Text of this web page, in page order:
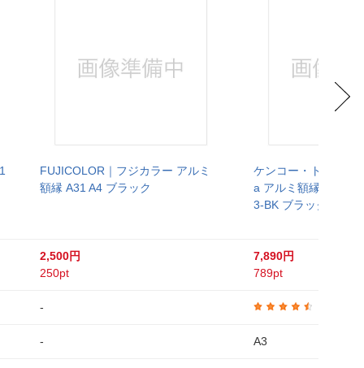
FUJICOLOR｜フジカラー アルミ
額縁 A31 A4 ブラック
2,500円
250pt
-
-
ケンコー・トキナー
a アルミ額縁 ギャラ
3-BK ブラック / ブラ
7,890円
789pt
A3